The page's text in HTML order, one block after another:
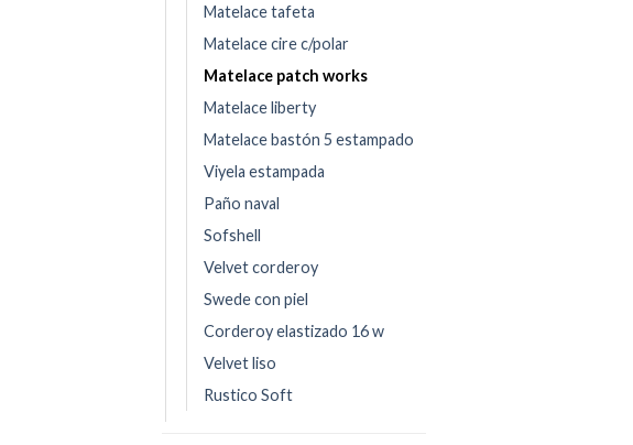
Matelace tafeta
Matelace cire c/polar
Matelace patch works
Matelace liberty
Matelace bastón 5 estampado
Viyela estampada
Paño naval
Sofshell
Velvet corderoy
Swede con piel
Corderoy elastizado 16 w
Velvet liso
Rustico Soft